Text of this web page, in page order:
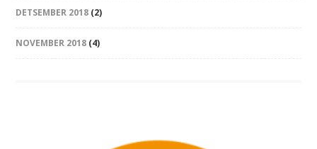
DETSEMBER 2018 (2)
NOVEMBER 2018 (4)